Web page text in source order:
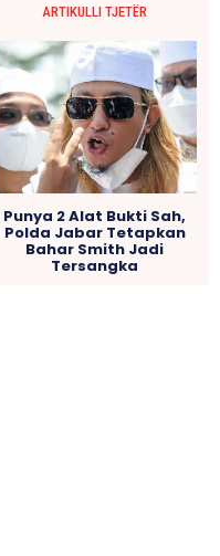
ARTIKULLI TJETËR
Punya 2 Alat Bukti Sah,
Polda Jabar Tetapkan
Bahar Smith Jadi
Tersangka